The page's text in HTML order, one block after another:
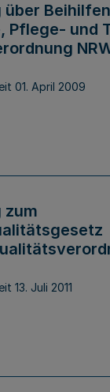
über
Pflege- und
01. April 2009
zum
13. Juli 2011